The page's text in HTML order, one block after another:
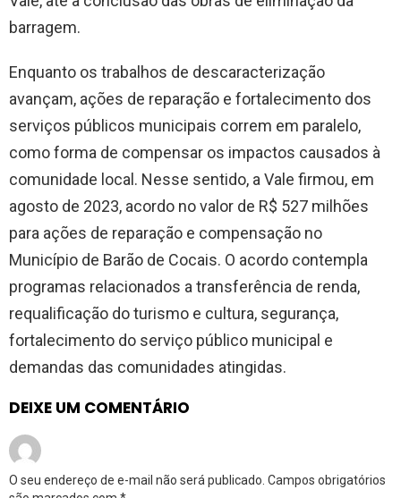
barragem.
Enquanto os trabalhos de descaracterização
avançam, ações de reparação e fortalecimento dos
serviços públicos municipais correm em paralelo,
como forma de compensar os impactos causados à
comunidade local. Nesse sentido, a Vale firmou, em
agosto de 2023, acordo no valor de R$ 527 milhões
para ações de reparação e compensação no
Município de Barão de Cocais. O acordo contempla
programas relacionados a transferência de renda,
requalificação do turismo e cultura, segurança,
fortalecimento do serviço público municipal e
demandas das comunidades atingidas.
DEIXE UM COMENTÁRIO
O seu endereço de e-mail não será publicado. Campos obrigatórios